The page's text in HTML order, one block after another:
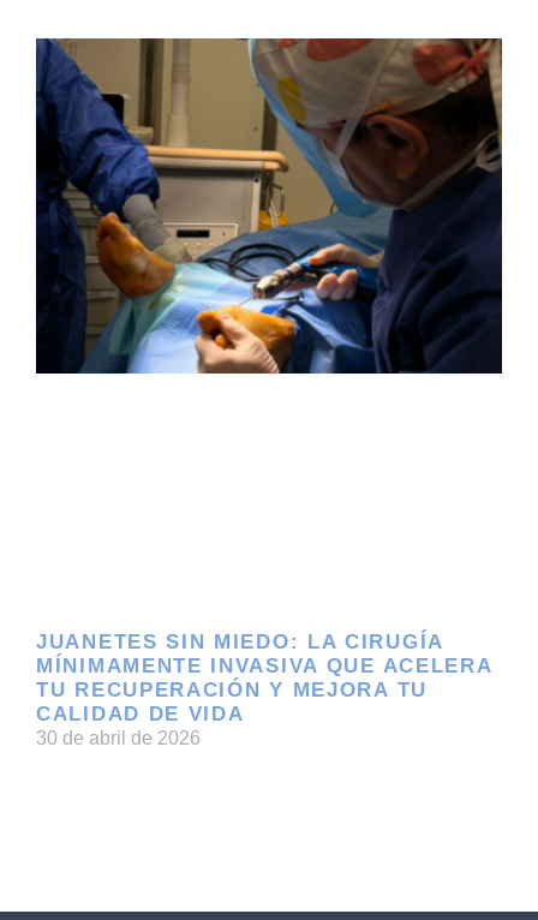
JUANETES SIN MIEDO: LA CIRUGÍA
MÍNIMAMENTE INVASIVA QUE ACELERA
TU RECUPERACIÓN Y MEJORA TU
CALIDAD DE VIDA
30 de abril de 2026